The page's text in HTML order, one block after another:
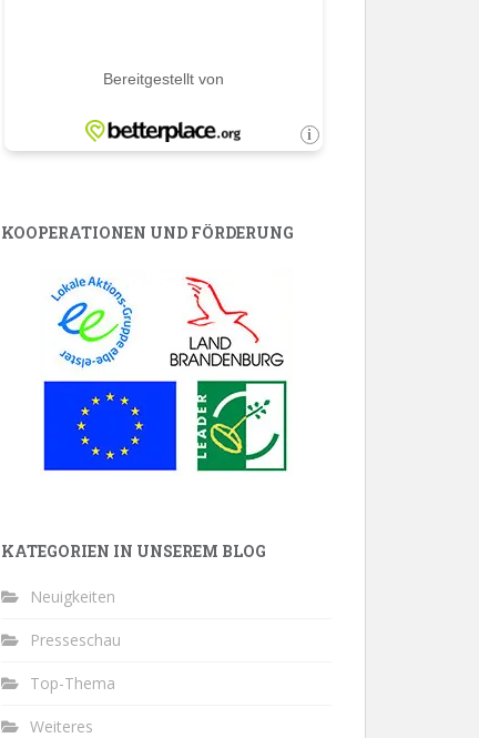
KOOPERATIONEN UND FÖRDERUNG
KATEGORIEN IN UNSEREM BLOG
Neuigkeiten
Presseschau
Top-Thema
Weiteres